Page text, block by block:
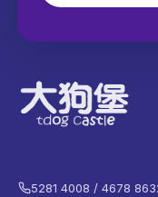
5281 4008 / 4678